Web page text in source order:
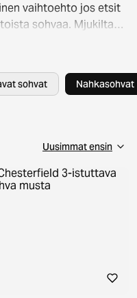
vaihtoehto jos etsit
sohvaa. Mjukilta
aina
useita vuosia ja
sohvat Nahkasohvat